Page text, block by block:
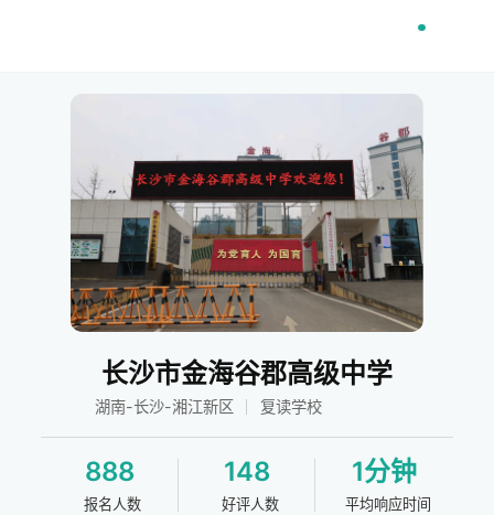
长沙市金海谷郡高级中学
湖南-长沙-湘江新区 复读学校
888
报名人数
148
好评人数
1分钟
平均响应时间